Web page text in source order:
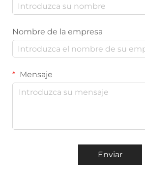
Nombre de la empresa
Mensaje
Enviar